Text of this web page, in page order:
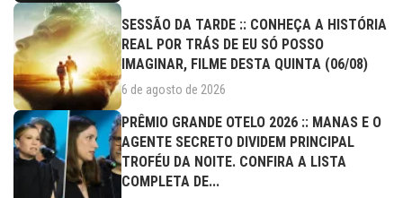
SESSÃO DA TARDE :: CONHEÇA A HISTÓRIA
REAL POR TRÁS DE EU SÓ POSSO
IMAGINAR, FILME DESTA QUINTA (06/08)
6 de agosto de 2026
PRÊMIO GRANDE OTELO 2026 :: MANAS E O
AGENTE SECRETO DIVIDEM PRINCIPAL
TROFÉU DA NOITE. CONFIRA A LISTA
COMPLETA DE...